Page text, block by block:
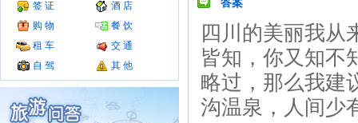
签 证
酒 店
购 物
餐 饮
租 车
交 通
自 驾
其 他
答案
四川的美丽我从
皆知，你又知不
略过，那么我建
沟温泉，人间少